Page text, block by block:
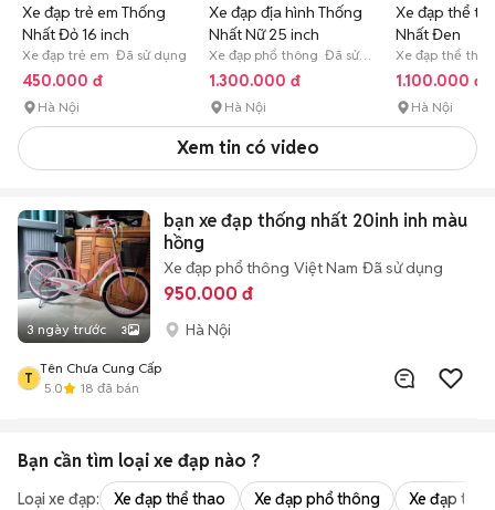
Xe đạp trẻ em Thống
Nhất Đỏ 16 inch
Xe đạp trẻ em Đã sử dụng
450.000 đ
Hà Nội
Xe đạp địa hình Thống
Nhất Nữ 25 inch
Xe đạp phổ thông Đã sử
dụng
1.300.000 đ
Hà Nội
Xe đạp thể
Nhất Đen
Xe đạp thể
1.100.000 đ
Hà Nội
Xem tin có video
3 ngày trước 3
bạn xe đạp thống nhất 20inh inh màu
hồng
Xe đạp phổ thông Việt Nam Đã sử dụng
950.000 đ
Hà Nội
T
Tên Chưa Cung Cấp
5.0
18 đã bán
Bạn cần tìm loại xe đạp nào ?
Loại xe đạp: Xe đạp thể thao Xe đạp phổ thông Xe đạp trẻ